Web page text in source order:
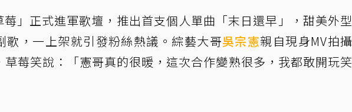
莓」正式進軍歌壇，推出首支個人單曲「末日還早」，甜美外型
歌，一上架就引發粉絲熱議。綜藝大哥吳宗憲親自現身MV拍攝
莓笑說：「憲哥真的很暖，這次合作變熟很多，我都敢開玩笑